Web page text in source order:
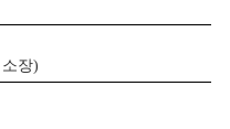
장)